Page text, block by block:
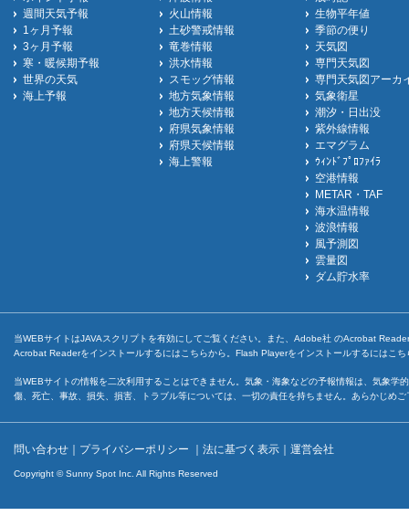
週間天気予報
1ヶ月予報
3ヶ月予報
寒・暖候期予報
世界の天気
海上予報
火山情報
土砂警戒情報
竜巻情報
洪水情報
スモッグ情報
地方気象情報
地方天候情報
府県気象情報
府県天候情報
海上警報
生物平年値
季節の便り
天気図
専門天気図
専門天気図アーカ
気象衛星
潮汐・日出没
紫外線情報
エマグラム
ｳｨﾝﾄﾞﾌﾟﾛﾌｧｲﾗ
空港情報
METAR・TAF
海水温情報
波浪情報
風予測図
雲量図
ダム貯水率
当WEBサイトはJAVAスクリプトを有効にしてご覧ください。また、Adobe社 のAcrobat
Acrobat Readerをインストールするには こちらから。Flash Playerをインストールするには こち
当WEBサイトの情報を二次利用することはできません。気象・海象などの予報情報は、気象
傷、死亡、事故、損失、損害、トラブル等については、一切の責任を持ちません。あらかじめ
問い合わせ ｜ プライバシーポリシー ｜ 法に基づく表示 ｜ 運営会社
Copyright © Sunny Spot Inc. All Rights Reserved